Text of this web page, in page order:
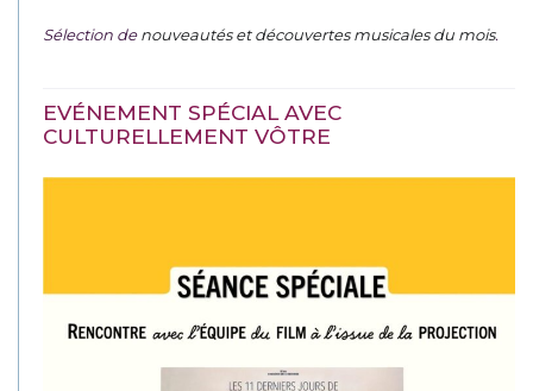
Sélection denouveautés et découvertes musicales du mois.
EVÉNEMENT SPÉCIAL AVEC
CULTURELLEMENT VÔTRE